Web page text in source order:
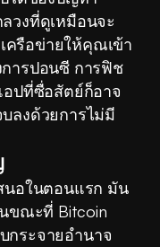
วงที่ดูเหมือนจะ
ครือข่ายให้คุณเข้า
ารปอนซี การฟิช
ปที่ซื่อสัตย์ก็อาจ
ลงด้วยการไม่มี
นอในตอนแรก มัน
ขณะที่ Bitcoin
กระจายอำนาจ